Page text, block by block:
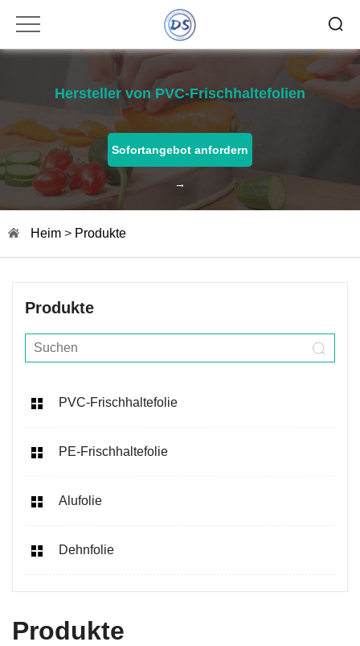
Hersteller von PVC-Frischhaltefolien
Sofortangebot anfordern
→
Heim > Produkte
Produkte
PVC-Frischhaltefolie
PE-Frischhaltefolie
Alufolie
Dehnfolie
Produkte